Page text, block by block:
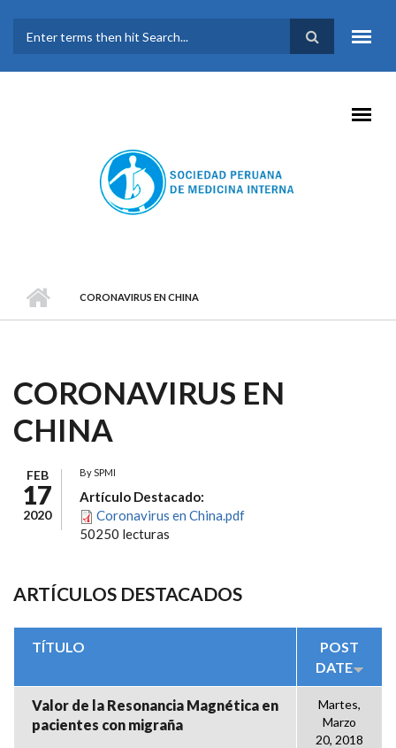
FORMULARIO DE
BÚSQUEDA
CORONAVIRUS EN CHINA
CORONAVIRUS EN
CHINA
FEB
17
2020
BySPMI
Artículo Destacado:
Coronavirus en China.pdf
50250 lecturas
ARTÍCULOS DESTACADOS
TÍTULO
POST
DATE
Valor de la Resonancia Magnética en
pacientes con migraña
Martes,
Marzo
20, 2018